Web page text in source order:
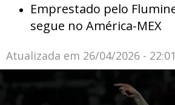
Emprestado pelo
segue no América-MEX
Atualizada em 26/04/2026 -